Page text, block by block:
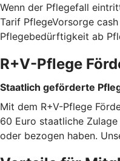
Wenn der Pflegefall
Tarif PflegeVorsorge
Pflegebedürftigkeit ab
R+V-Pflege
Staatlich geförderte
Mit dem R+V-Pflege
60 Euro staatliche
oder bezogen haben.